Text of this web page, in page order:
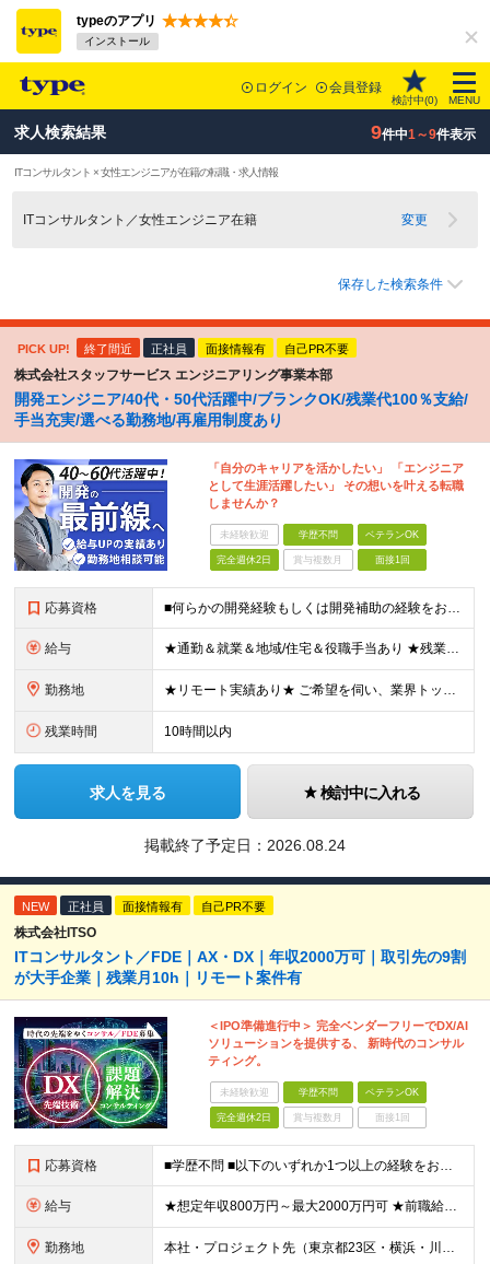
typeのアプリ
インストール
ログイン 会員登録
検討中(0) MENU
求人検索結果 9件中1～9件表示
ITコンサルタント × 女性エンジニアが在籍の転職・求人情報
ITコンサルタント／女性エンジニア在籍 変更
保存した検索条件
PICK UP! 終了間近 正社員 面接情報有 自己PR不要
株式会社スタッフサービス エンジニアリング事業本部
開発エンジニア/40代・50代活躍中/ブランクOK/残業代100％支給/
手当充実/選べる勤務地/再雇用制度あり
「自分のキャリアを活かしたい」 「エンジニア
として生涯活躍したい」 その想いを叶える転職
しませんか？
未経験歓迎 学歴不問 ベテランOK
完全週休2日 賞与複数月 面接1回
応募資格 ■何らかの開発経験もしくは開発補助の経験をお持ちの方 ■学歴不問 ★ブランクのある方、地方在住の方も大歓迎です！
給与 ★通勤＆就業＆地域/住宅＆役職手当あり ★残業代は全額支給 ★選べる給与制度あり！ ★東京・神奈川・千葉・埼玉勤務の場合 月給23.5万円～55万円＋諸手当 （残業代は全額支給） (20,000円の
勤務地 ★リモート実績あり★ ご希望を伺い、業界トップクラス約7,000件の取引事業所数、90,000件以上のプロジェクトから検討をいたします。 全国の取引先での就業となります（沖縄を除く） ※勤務地
残業時間 10時間以内
求人を見る 検討中に入れる
掲載終了予定日： 2026.08.24
NEW 正社員 面接情報有 自己PR不要
株式会社ITSO
ITコンサルタント／FDE｜AX・DX｜年収2000万可｜取引先の9割
が大手企業｜残業月10h｜リモート案件有
＜IPO準備進行中＞ 完全ベンダーフリーでDX/AI
ソリューションを提供する、 新時代のコンサル
ティング。
未経験歓迎 学歴不問 ベテランOK
完全週休2日 賞与複数月 面接1回
応募資格 ■学歴不問 ■以下のいずれか1つ以上の経験をお持ちの方 ・ITプロジェクトで、PMやPLとして顧客折衝・上流工程・マネジメントなどの経験がある方 ・ITコンサルタントとしての実務経験がある方 ≪以下
給与 ★想定年収800万円～最大2000万円可 ★前職給与を考慮 ★ストックオプション付与あり（IPO間近） ★昇給制度あり ┗入社6カ月後に3％以上の昇給があります。その後、業績に合わせて適宜、昇給します
勤務地 本社・プロジェクト先（東京都23区・横浜・川崎・千葉・埼玉が中心）いずれかでの勤務となります（常駐は全体の1割程度！） 《本社》東京都港区虎ノ門3-5-1 虎ノ門37森ビル12F ※(変更の範囲)